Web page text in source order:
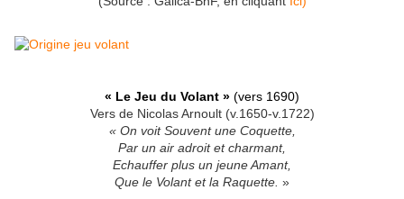
« Le Jeu du Volant » (vers 1690)
Vers de Nicolas Arnoult (v.1650-v.1722)
« On voit Souvent une Coquette,
Par un air adroit et charmant,
Echauffer plus un jeune Amant,
Que le Volant et la Raquette. »